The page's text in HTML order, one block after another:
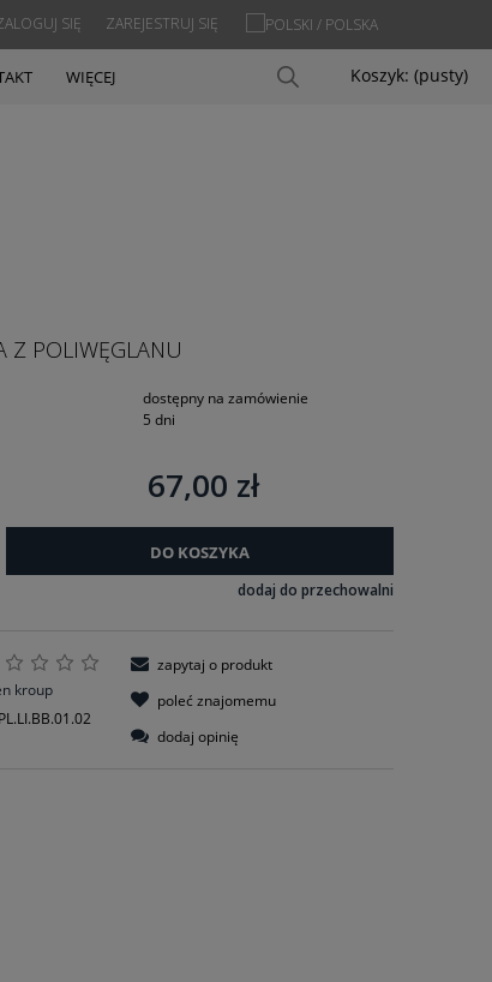
ZAREJESTRUJ SIĘ
SIĘ
Koszyk: (pusty)
WIĘCEJ
Z POLIWĘGLANU
dostępny na zamówienie
5 dni
67,00 zł
DO KOSZYKA
dodaj do przechowalni
kroup
zapytaj o produkt
poleć znajomemu
dodaj opinię